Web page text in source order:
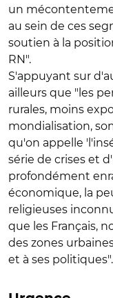
un
au sein de ces
soutien à la
RN".
S'appuyant sur
ailleurs que "les
rurales, moins
mondialisation,
qu'on appelle
série de crises et
profondément
économique, la
religieuses
que les Français,
des zones
et à ses politiques".